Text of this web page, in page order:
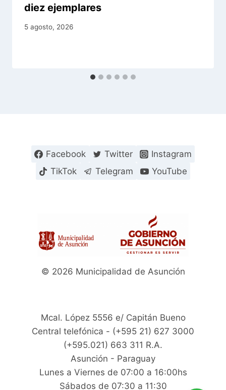
diez ejemplares
5 agosto, 2026
Facebook Twitter
Instagram
TikTok
Telegram YouTube
© 2026 Municipalidad de Asunción
Mcal. López 5556 e/ Capitán Bueno
Central telefónica - (+595 21) 627 3000
(+595.021) 663 311 R.A.
Asunción - Paraguay
Lunes a Viernes de 07:00 a 16:00hs
Sábados de 07:30 a 11:30